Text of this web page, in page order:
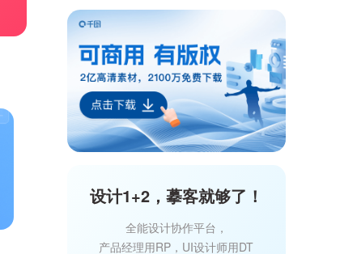
设计1+2，摹客就够了！
全能设计协作平台，
产品经理用RP，UI设计师用DT